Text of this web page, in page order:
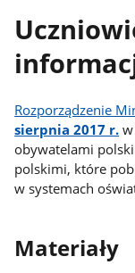
Rozporządzenie
sierpnia 2017 r.
obywatelami
polskimi, które
w systemach
Materiały